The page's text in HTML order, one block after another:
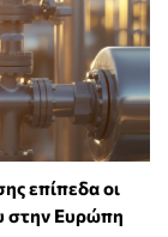
επίπεδα οι
στην Ευρώπη